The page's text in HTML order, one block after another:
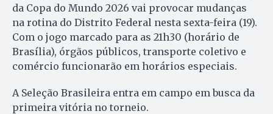
da Copa do Mundo 2026 vai provocar mudanças
na rotina do Distrito Federal nesta sexta-feira (19).
Com o jogo marcado para as 21h30 (horário de
Brasília), órgãos públicos, transporte coletivo e
comércio funcionarão em horários especiais.
A Seleção Brasileira entra em campo em busca da
primeira vitória no torneio.